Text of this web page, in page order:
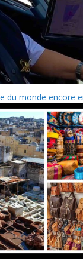
du monde encore